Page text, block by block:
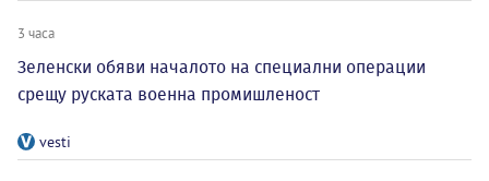
3 часа
Зеленски обяви началото на специални операции
срещу руската военна промишленост
vesti